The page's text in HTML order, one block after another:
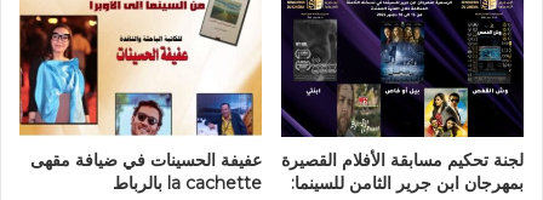
لجنة تحكيم مسابقة الأفلام القصيرة
بمهرجان ابن جرير الثامن للسينما:
عفيفة الحسينات في ضيافة مقهى
la cachette بالرباط